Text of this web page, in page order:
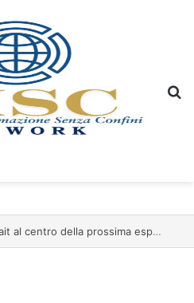
Christopher Aleo: il Kuwait al centro della prossima espansione di iSwiss Pay nel Golfo